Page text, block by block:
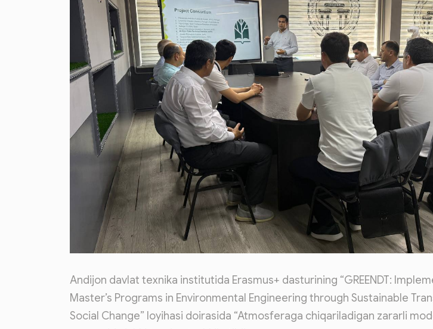
Andijon davlat texnika institutida Erasmus+ dasturining “GREENDT:
Master’s Programs in Environmental Engineering through Sustainable
Social Change” loyihasi doirasida “Atmosferaga chiqariladigan zararli